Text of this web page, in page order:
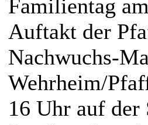
Familientag
Auftakt der
Nachwuchs-
Wehrheim/
16 Uhr auf der